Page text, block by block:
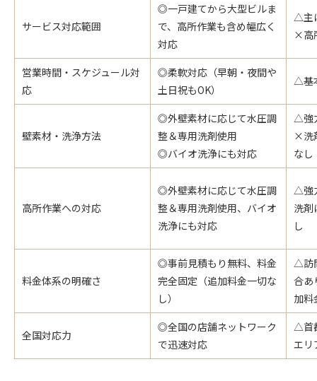
サービス対応範囲
◎一戸建てから大型ビルま
で、高所作業も含め幅広く
対応
△主
×高
営業時間・スケジュール対
応
◎柔軟対応（早朝・夜間や
土日祝もOK）
△基
壁素材・洗浄方法
◎外壁素材に応じて水圧調
整＆専用洗剤使用
◎バイオ洗浄にも対応
△強
×洗
なし
高所作業への対応
◎外壁素材に応じて水圧調
整＆専用洗剤使用、バイオ
洗浄にも対応
△強
洗剤
し
料金体系の明確さ
◎事前見積もり無料、料金
完全固定（追加料金一切な
し）
△訪
合あ
加料
全国対応力
◎全国の店舗ネットワーク
で迅速対応
△首
エリ